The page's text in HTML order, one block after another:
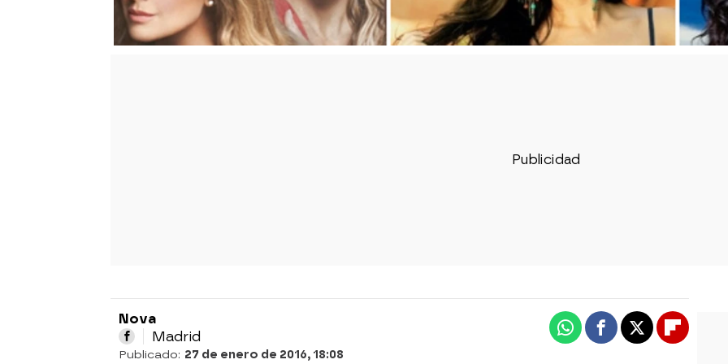
Nova
Madrid
Publicado: 27 de enero de 2016, 18:08
WhatsappFacebook
X